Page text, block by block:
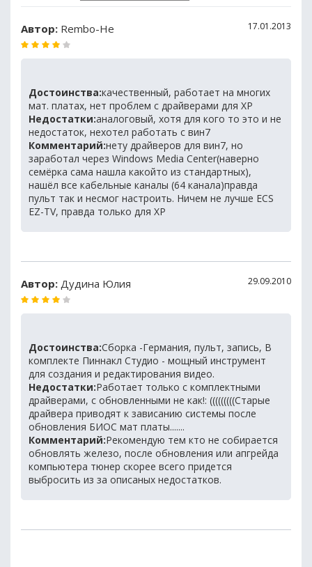
Автор: Rembo-He 17.01.2013
Достоинства:качественный, работает на многих
мат. платах, нет проблем с драйверами для XP
Недостатки:аналоговый, хотя для кого то это и не
недостаток, нехотел работать с вин7
Комментарий:нету драйверов для вин7, но
заработал через Windows Media Center(наверно
семёрка сама нашла какойто из стандартных),
нашёл все кабельные каналы (64 канала)правда
пульт так и несмог настроить. Ничем не лучше ECS
EZ-TV, правда только для XP
Автор: Дудина Юлия 29.09.2010
Достоинства:Сборка -Германия, пульт, запись, В
комплекте Пиннакл Студио - мощный инструмент
для создания и редактирования видео.
Недостатки:Работает только с комплектными
драйверами, с обновленными не как!: (((((((((Старые
драйвера приводят к зависанию системы после
обновления БИОС мат платы.......
Комментарий:Рекомендую тем кто не собирается
обновлять железо, после обновления или апгрейда
компьютера тюнер скорее всего придется
выбросить из за описаных недостатков.